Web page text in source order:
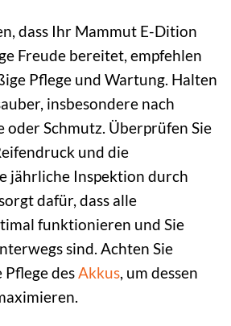
dass Ihr Mammut E-Dition
Freude bereitet, empfehlen
Pflege und Wartung. Halten
insbesondere nach
oder Schmutz. Überprüfen Sie
und die
jährliche Inspektion durch
dafür, dass alle
funktionieren und Sie
sind. Achten Sie
Pflege desAkkus, um dessen